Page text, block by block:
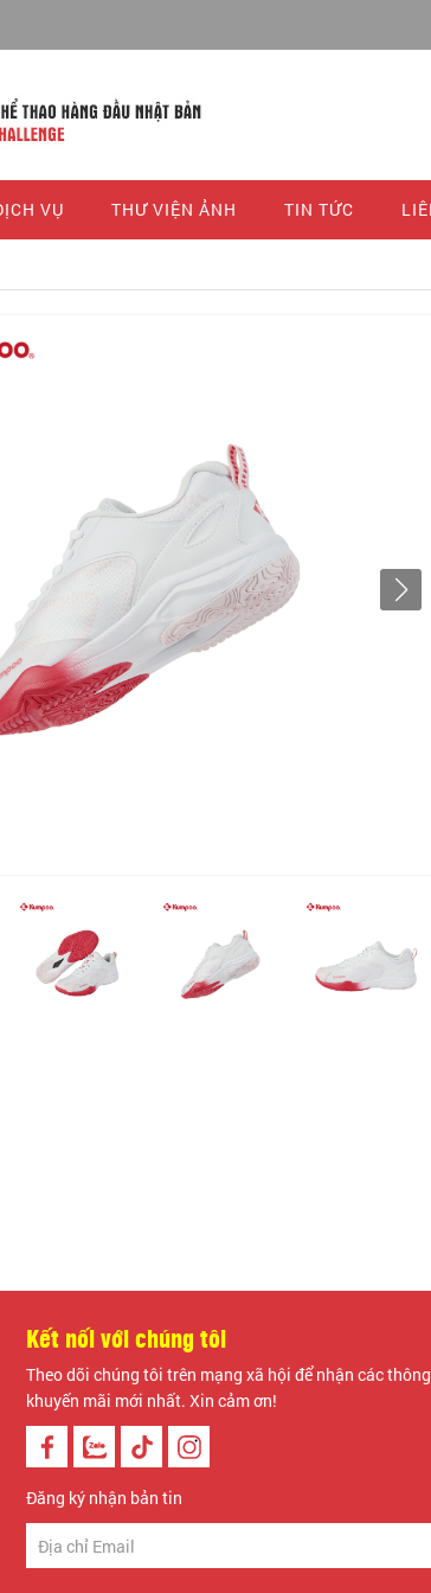
VỤ THƯ VIỆN ẢNH TIN TỨC
Kết nối với chúng tôi
Theo dõi chúng tôi trên mạng xã hội để nhận các
khuyến mãi mới nhất. Xin cảm ơn!
Đăng ký nhận bản tin